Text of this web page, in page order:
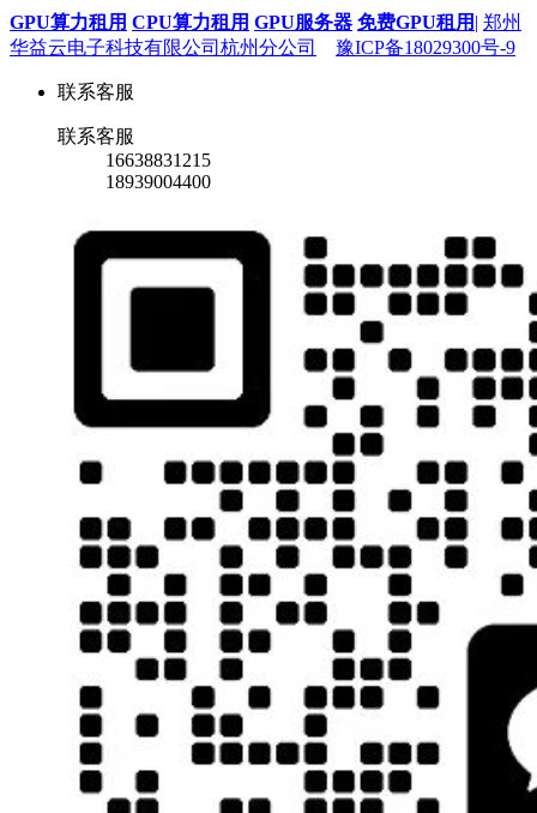
GPU算力租用 CPU算力租用 GPU服务器 免费GPU租用 | 郑州
华益云电子科技有限公司杭州分公司
豫ICP备18029300号-9
联系客服
联系客服
16638831215
18939004400